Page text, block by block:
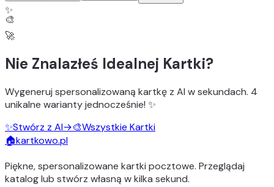
✨
🎨
🚀
Nie Znalazłeś Idealnej Kartki?
Wygeneruj spersonalizowaną kartkę z AI w sekundach. 4
unikalne wariantyjednocześnie! ✨
✨Stwórz z AI→🎨Wszystkie Kartki
🏠kartkowo.pl
Piękne, spersonalizowane kartki pocztowe. Przeglądaj
katalog lub stwórz własną w kilka sekund.